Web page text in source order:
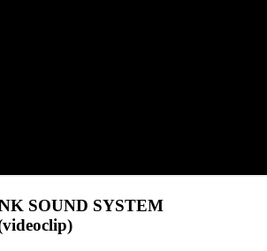
SOUND SYSTEM